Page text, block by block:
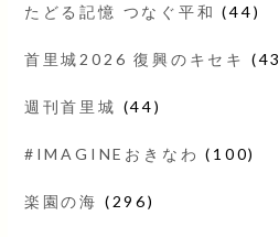
たどる記憶 つなぐ平和 (44)
首里城2026 復興のキセキ
週刊首里城 (44)
#IMAGINEおきなわ (100)
楽園の海 (296)